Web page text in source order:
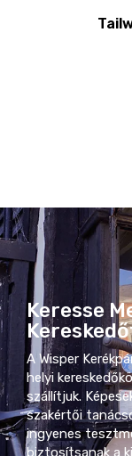
Keresse
A Wisper
helyi
szállítjuk.
szakértői
ingyenes
biztosítsanak a